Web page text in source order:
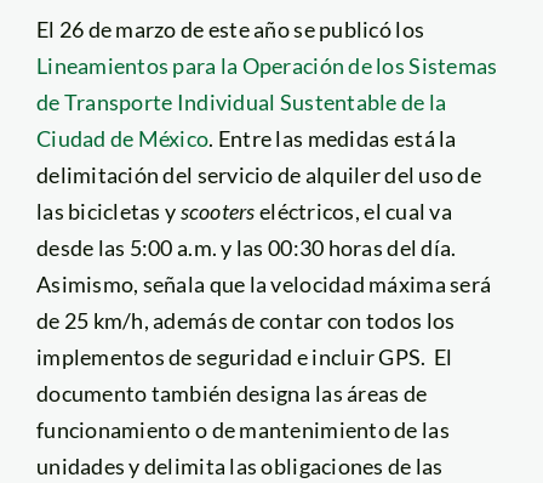
El 26 de marzo de este año se publicó los
Lineamientos para la Operación de los Sistemas
de Transporte Individual Sustentable de la
Ciudad de México. Entre las medidas está la
delimitación del servicio de alquiler del uso de
las bicicletas yscooterseléctricos, el cual va
desde las 5:00 a.m. y las 00:30 horas del día.
Asimismo, señala que la velocidad máxima será
de 25 km/h, además de contar con todos los
implementos de seguridad e incluir GPS. El
documento también designa las áreas de
funcionamiento o de mantenimiento de las
unidades y delimita las obligaciones de las